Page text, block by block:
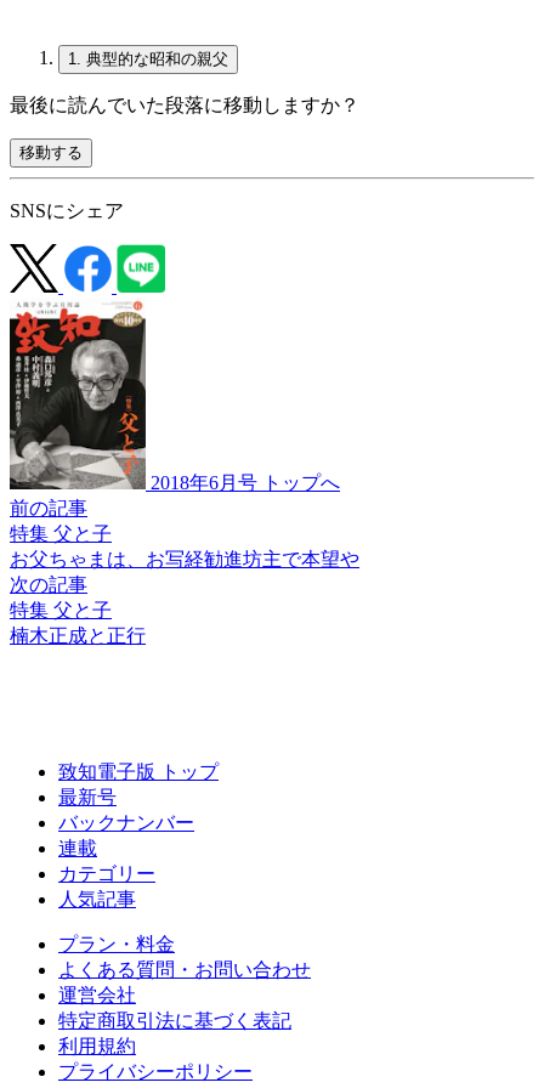
1. 典型的な昭和の親父
最後に読んでいた段落に移動しますか？
移動する
SNSにシェア
2018年6月号 トップへ
前の記事
特集 父と子
お父ちゃまは、 お写経勧進坊主で本望や
次の記事
特集 父と子
楠木正成と正行
致知電子版 トップ
最新号
バックナンバー
連載
カテゴリー
人気記事
プラン・料金
よくある質問・お問い合わせ
運営会社
特定商取引法に基づく表記
利用規約
プライバシーポリシー